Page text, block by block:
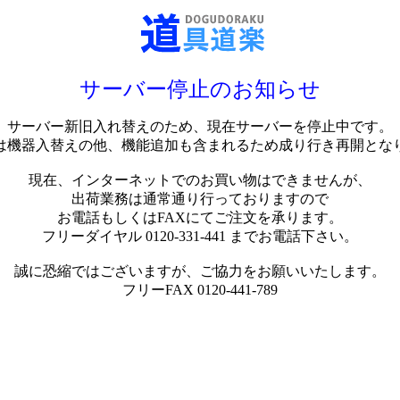
サーバー停止のお知らせ
サーバー新旧入れ替えのため、現在サーバーを停止中です。
機器入替えの他、機能追加も含まれるため成り行き再開とな
現在、インターネットでのお買い物はできませんが、
出荷業務は通常通り行っておりますので
お電話もしくはFAXにてご注文を承ります。
フリーダイヤル 0120-331-441 までお電話下さい。
誠に恐縮ではございますが、ご協力をお願いいたします。
フリーFAX 0120-441-789